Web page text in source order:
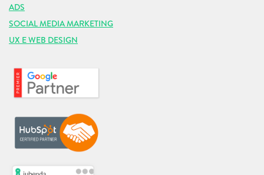
ADS
SOCIAL MEDIA MARKETING
UX E WEB DESIGN